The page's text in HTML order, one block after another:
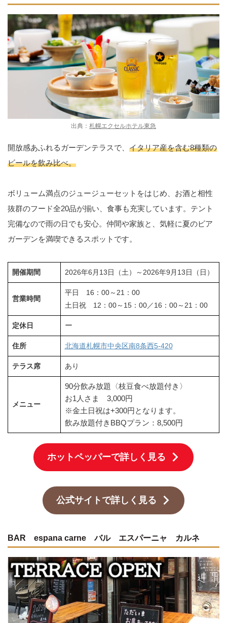
出典： 札幌エクセルホテル東急
開放感あふれるガーデンテラスで、 イタリア産を含む8種類の
ビールを飲み比べ。
ボリューム満点のジュージューセットをはじめ、お酒と相性
抜群のフード全20品が揃い、食事も充実しています。テント
完備なので雨の日でも安心。仲間や家族と、気軽に夏のビア
ガーデンを満喫できるスポットです。
開催期間 2026年6月13日（土）～2026年9月13日（日）
営業時間
平日 16：00～21：00
土日祝 12：00～15：00／16：00～21：00
定休日 ー
住所 北海道札幌市中央区南8条西5-420
テラス席 あり
メニュー
90分飲み放題〈枝豆食べ放題付き〉
お1人さま 3,000円
※金土日祝は+300円となります。
飲み放題付きBBQプラン：8,500円
ホットペッパーで詳しく見る
公式サイトで詳しく見る
BAR espana carne バル エスパーニャ カルネ